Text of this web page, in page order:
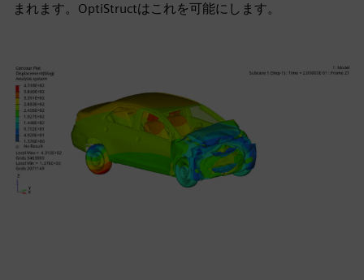
まれます。OptiStructはこれを可能にします。